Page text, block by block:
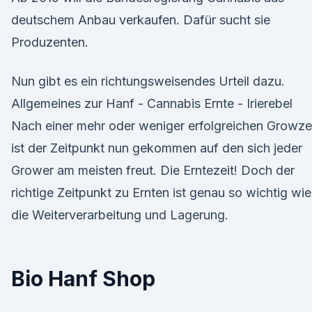
deutschem Anbau verkaufen. Dafür sucht sie
Produzenten.
Nun gibt es ein richtungsweisendes Urteil dazu.
Allgemeines zur Hanf - Cannabis Ernte - Irierebel
Nach einer mehr oder weniger erfolgreichen
ist der Zeitpunkt nun gekommen auf den sich jeder
Grower am meisten freut. Die Erntezeit! Doch der
richtige Zeitpunkt zu Ernten ist genau so wichtig wie
die Weiterverarbeitung und Lagerung.
Bio Hanf Shop